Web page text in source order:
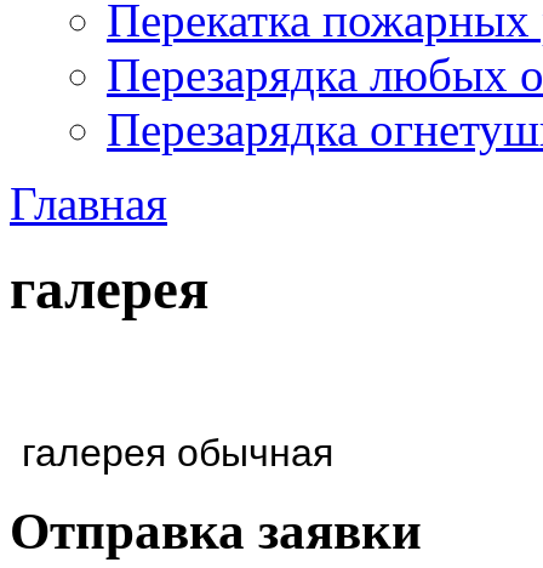
Перекатка пожарных
Перезарядка любых
Перезарядка
Главная
галерея
галерея обычная
Отправка заявки